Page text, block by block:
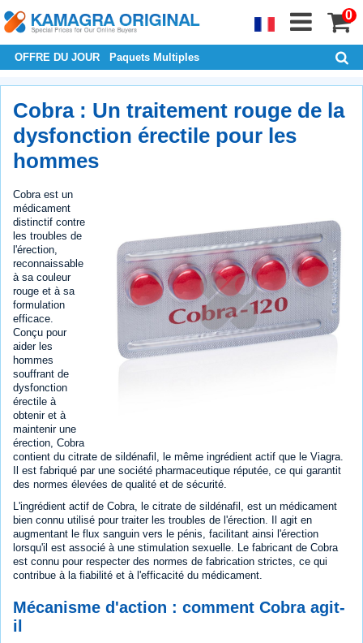
0
OFFRE DU JOUR Paquets Multiples
Cobra : Un traitement rouge de la
dysfonction érectile pour les
hommes
Cobra est un
médicament
distinctif contre
les troubles de
l'érection,
reconnaissable
à sa couleur
rouge et à sa
formulation
efficace.
Conçu pour
aider les
hommes
souffrant de
dysfonction
érectile à
obtenir et à
maintenir une
érection, Cobra
contient du citrate de sildénafil, le même ingrédient actif que le Viagra.
Il est fabriqué par une société pharmaceutique réputée, ce qui garantit
des normes élevées de qualité et de sécurité.
L'ingrédient actif de Cobra, le citrate de sildénafil, est un médicament
bien connu utilisé pour traiter les troubles de l'érection. Il agit en
augmentant le flux sanguin vers le pénis, facilitant ainsi l'érection
lorsqu'il est associé à une stimulation sexuelle. Le fabricant de Cobra
est connu pour respecter des normes de fabrication strictes, ce qui
contribue à la fiabilité et à l'efficacité du médicament.
Mécanisme d'action : comment Cobra agit-
il